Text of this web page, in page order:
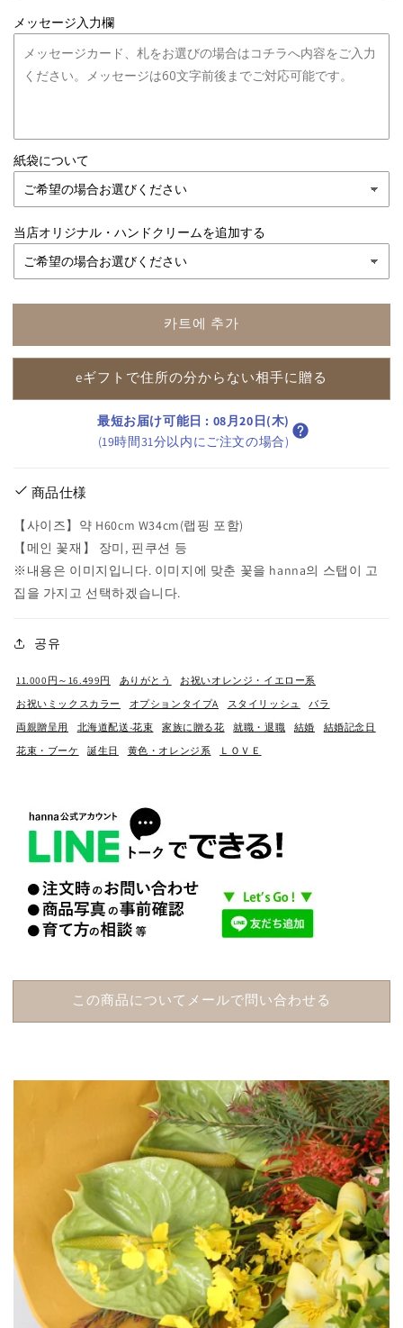
즈
｜
황
렌
지
수
량
줄
임
즈
｜
황
렌
수
량
늘
림
メッセージ入力欄
紙袋について
当店オリジナル・ハンドクリームを追加する
카트에 추가
eギフトで住所の分からない相手に贈る
お届け方法
指定の住所に贈る
最短お届け可能日 : 08月20日(木)
(19時間31分以内にご注文の場合)
商品仕様
【사이즈】약 H60cm W34cm(랩핑 포함)
【메인 꽃재】 장미, 핀쿠션 등
※내용은 이미지입니다. 이미지에 맞춘 꽃을 hanna의 스탭이 고
집을 가지고 선택하겠습니다.
공유
11.000円～16.499円 ありがとう
お祝いオレンジ・イエロー系
お祝いミックスカラー
オプションタイプA スタイリッシュ
バラ
両親贈呈用
北海道配送-花束 家族に贈る花 就職・退職 結婚
結婚記念日
花束・ブーケ
誕生日 黄色・オレンジ系 ＬＯＶＥ
この商品についてメールで問い合わせる